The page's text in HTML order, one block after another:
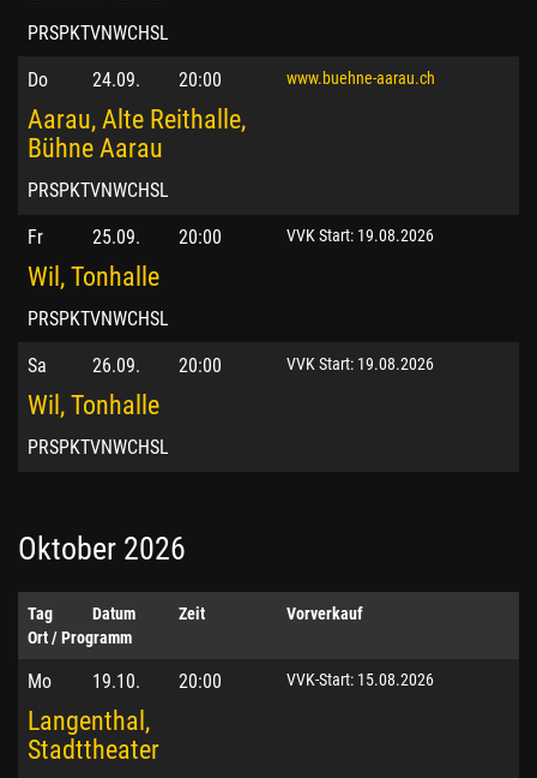
PRSPKTVNWCHSL
Do 24.09. 20:00
Aarau, Alte Reithalle,
Bühne Aarau
PRSPKTVNWCHSL
www.buehne-aarau.ch
Fr 25.09. 20:00
Wil, Tonhalle
PRSPKTVNWCHSL
VVK Start: 19.08.2026
Sa 26.09. 20:00
Wil, Tonhalle
PRSPKTVNWCHSL
VVK Start: 19.08.2026
Oktober 2026
Tag Datum
Zeit
Ort / Programm
Vorverkauf
Mo 19.10. 20:00
Langenthal,
Stadttheater
VVK-Start: 15.08.2026